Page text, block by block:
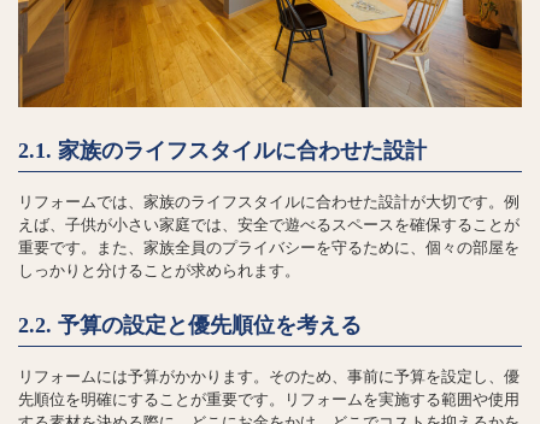
2.1. 家族のライフスタイルに合わせた設計
リフォームでは、家族のライフスタイルに合わせた設計が大切です。例
えば、子供が小さい家庭では、安全で遊べるスペースを確保することが
重要です。また、家族全員のプライバシーを守るために、個々の部屋を
しっかりと分けることが求められます。
2.2. 予算の設定と優先順位を考える
リフォームには予算がかかります。そのため、事前に予算を設定し、優
先順位を明確にすることが重要です。リフォームを実施する範囲や使用